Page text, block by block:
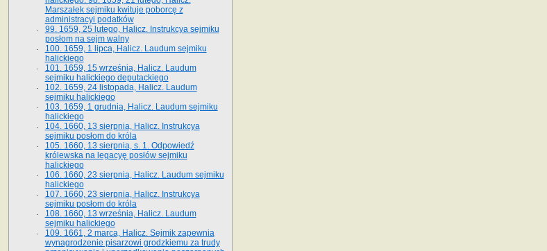
Marszałek sejmiku kwituje poborcę z
administracyi podatków
99. 1659, 25 lutego, Halicz. Instrukcya sejmiku
posłom na sejm walny
100. 1659, 1 lipca, Halicz. Laudum sejmiku
halickiego
101. 1659, 15 września, Halicz. Laudum
sejmiku halickiego deputackiego
102. 1659, 24 listopada, Halicz. Laudum
sejmiku halickiego
103. 1659, 1 grudnia, Halicz. Laudum sejmiku
halickiego
104. 1660, 13 sierpnia, Halicz. Instrukcya
sejmiku posłom do króla
105. 1660, 13 sierpnia, s. 1. Odpowiedź
królewska na legacyę posłów sejmiku
halickiego
106. 1660, 23 sierpnia, Halicz. Laudum sejmiku
halickiego
107. 1660, 23 sierpnia, Halicz. Instrukcya
sejmiku posłom do króla
108. 1660, 13 września, Halicz. Laudum
sejmiku halickiego
109. 1661, 2 marca, Halicz. Sejmik zapewnia
wynagrodzenie pisarzowi grodzkiemu za trudy